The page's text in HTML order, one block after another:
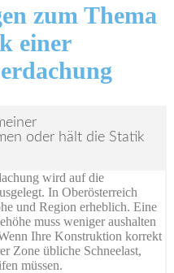
zum Thema
einer
oder hält die Statik
wird auf die
In Oberösterreich
und Region erheblich. Eine
muss weniger aushalten
Ihre Konstruktion korrekt
Zone übliche Schneelast,
müssen.